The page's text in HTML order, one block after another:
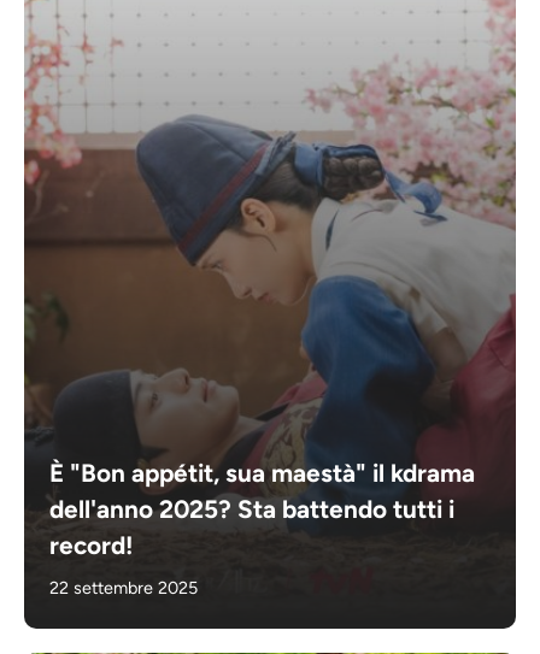
È "Bon appétit, sua maestà" il kdrama
dell'anno 2025? Sta battendo tutti i
record!
22 settembre 2025